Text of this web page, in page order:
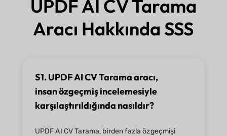
UPDF AI CV Tarama
Aracı Hakkında SSS
S1. UPDF AI CV Tarama aracı,
insan özgeçmiş incelemesiyle
karşılaştırıldığında nasıldır?
UPDF AI CV Tarama, birden fazla özgeçmişi